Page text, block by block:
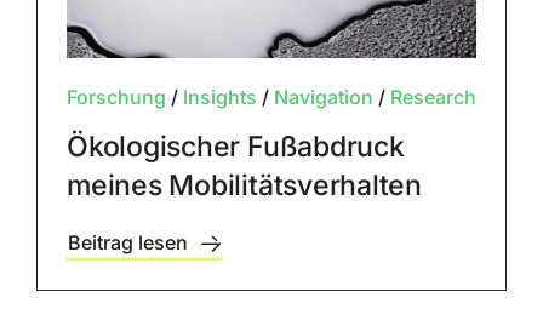
Forschung / Insights / Navigation / Research
Ökologischer Fußabdruck
meines Mobilitätsverhalten
Beitrag lesen